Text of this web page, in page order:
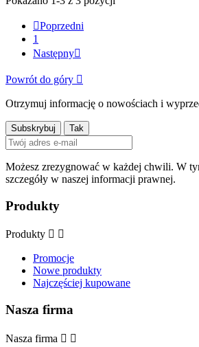
Poprzedni
1
Następny
Powrót do góry 
Otrzymuj informację o nowościach i
Możesz zrezygnować w każdej chwili. W
szczegóły w naszej informacji prawnej.
Produkty
Produkty  
Promocje
Nowe produkty
Najczęściej kupowane
Nasza firma
Nasza firma  